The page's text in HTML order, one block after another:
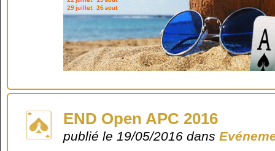
END Open APC 2016
publié le 19/05/2016 dans